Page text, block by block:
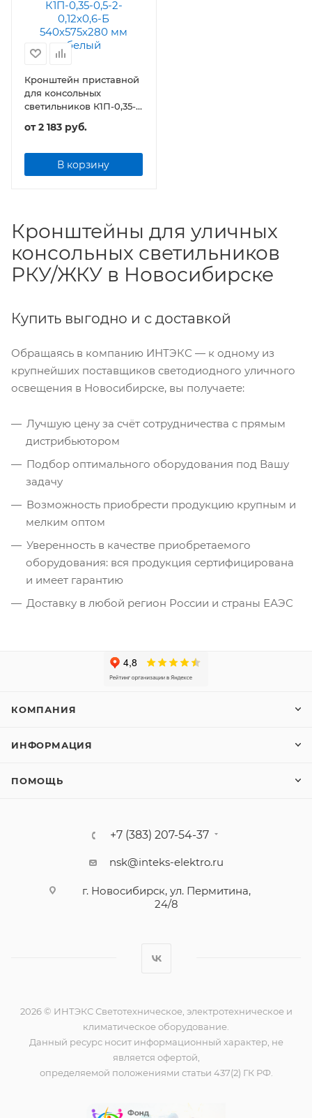
Кронштейн приставной
для консольных
светильников К1П-0,35-
от2 183 руб.
В корзину
Кронштейны для уличных
консольных светильников
РКУ/ЖКУ в Новосибирске
Купить выгодно и с доставкой
Обращаясь в компанию ИНТЭКС — к одному из
крупнейших поставщиков светодиодного уличного
освещения в Новосибирске, вы получаете:
Лучшую цену за счёт сотрудничества с прямым
дистрибьютором
Подбор оптимального оборудования под Вашу
задачу
Возможность приобрести продукцию крупным и
мелким оптом
Уверенность в качестве приобретаемого
оборудования: вся продукция сертифицирована
и имеет гарантию
Доставку в любой регион России и страны ЕАЭС
КОМПАНИЯ
ИНФОРМАЦИЯ
ПОМОЩЬ
+7 (383) 207-54-37
nsk@inteks-elektro.ru
г. Новосибирск, ул. Пермитина,
24/8
2026 © ИНТЭКС Светотехническое, электротехническое и
климатическое оборудование.
Данный ресурс носит информационный характер, не
является офертой,
определяемой положениями статьи 437(2) ГК РФ.